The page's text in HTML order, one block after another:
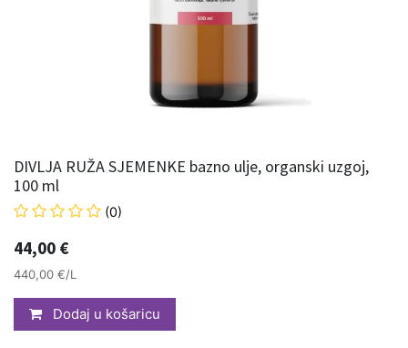
DIVLJA RUŽA SJEMENKE bazno ulje, organski uzgoj,
100 ml
(0)
44,00 €
440,00 €/L
Dodaj u košaricu